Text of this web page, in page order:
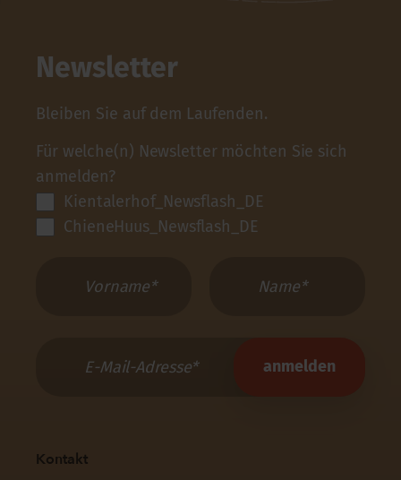
Newsletter
Bleiben Sie auf dem Laufenden.
Für welche(n) Newsletter möchten Sie sich
anmelden?
Kientalerhof_Newsflash_DE
ChieneHuus_Newsflash_DE
Kontakt